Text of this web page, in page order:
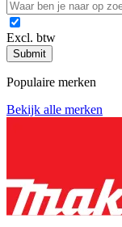
Excl. btw
Submit
Populaire merken
Bekijk alle merken